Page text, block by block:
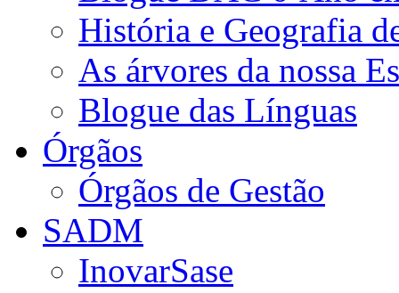
História e Geografia
As árvores da nossa
Blogue das Línguas
Órgãos
Órgãos de Gestão
SADM
InovarSase